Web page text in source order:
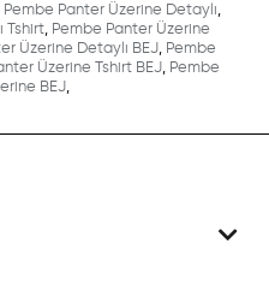
Pembe Panter Üzerine Detaylı,
Tshirt, Pembe Panter Üzerine
Üzerine Detaylı BEJ, Pembe
Üzerine Tshirt BEJ, Pembe
BEJ,